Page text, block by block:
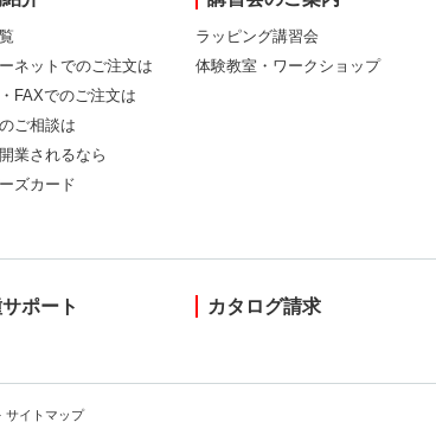
ネットでのご注文は
FAXでのご注文は
ご相談は
業されるなら
ズカード
ラッピング講習会
体験教室・ワークショップ
ポート カタログ請求
サイトマップ